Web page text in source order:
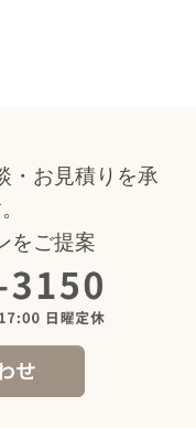
・お見積りを承
をご提案